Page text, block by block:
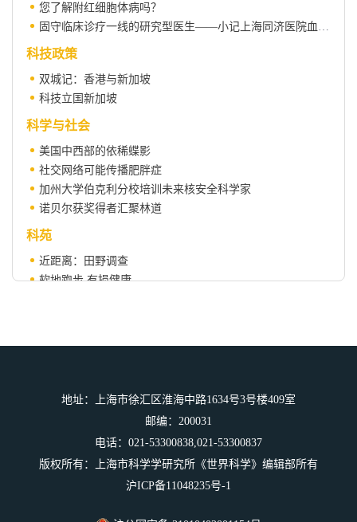
您了解附红细胞体病吗？
科技政策
双城记：香港与新加坡
科技立国新加坡
科学与社会
美国中西部的依稀蝶影
社交网络可能传播肥胖症
加州大学伯克利分校培训未来核安全科学家
诺贝尔获奖得者汇聚林道
科苑
近距离：田野调查
软地跑步 有损健康
地址：上海市徐汇区淮海中路1634号3号楼409室
邮编：200031
电话：021-53300838,021-53300837
版权所有：上海市科学学研究所《世界科学》编辑部所有
沪ICP备11048235号-1